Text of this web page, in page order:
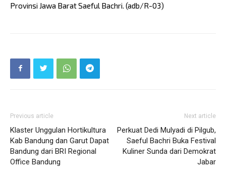
Provinsi Jawa Barat Saeful Bachri. (adb/R-03)
Previous article
Klaster Unggulan Hortikultura
Kab Bandung dan Garut Dapat
Bandung dari BRI Regional
Office Bandung
Next article
Perkuat Dedi Mulyadi di Pilgub,
Saeful Bachri Buka Festival
Kuliner Sunda dari Demokrat
Jabar